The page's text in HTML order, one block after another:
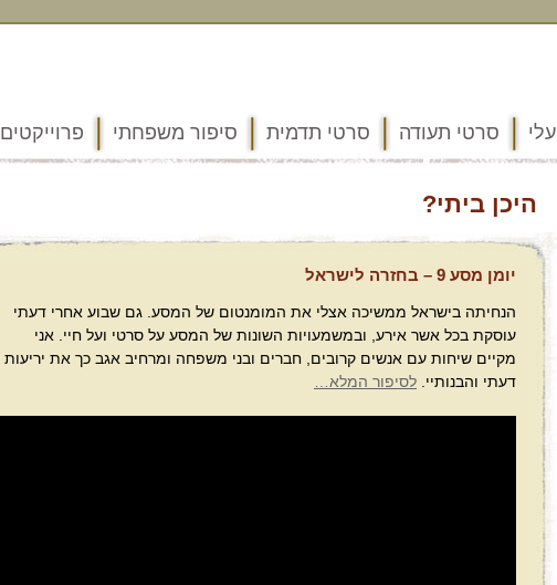
עלי סרטי תעודה סרטי תדמית סיפור משפחתי פרוייקטים
היכן ביתי?
יומן מסע 9 – בחזרה לישראל
הנחיתה בישראל ממשיכה אצלי את המומנטום של המסע. גם שבוע אחרי דעתי
עוסקת בכל אשר אירע, ובמשמעויות השונות של המסע על סרטי ועל חיי. אני
מקיים שיחות עם אנשים קרובים, חברים ובני משפחה ומרחיב אגב כך את יריעות
דעתי והבנותיי. לסיפור המלא…